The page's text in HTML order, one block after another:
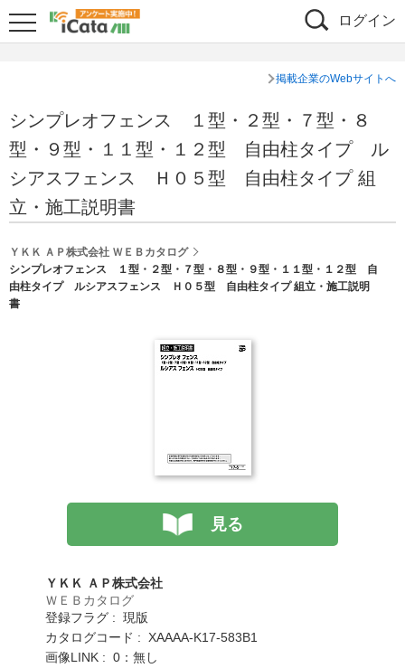
ログイン
掲載企業のWebサイトへ
シンプレオフェンス １型・２型・７型・８
型・９型・１１型・１２型 自由柱タイプ ル
シアスフェンス Ｈ０５型 自由柱タイプ 組
立・施工説明書
ＹＫＫ ＡＰ株式会社 ＷＥＢカタログ
シンプレオフェンス １型・２型・７型・８型・９型・１１型・１２型 自
由柱タイプ ルシアスフェンス Ｈ０５型 自由柱タイプ 組立・施工説明
書
見る
ＹＫＫ ＡＰ株式会社
ＷＥＢカタログ
登録フラグ : 現版
カタログコード : XAAAA-K17-583B1
画像LINK : 0：無し